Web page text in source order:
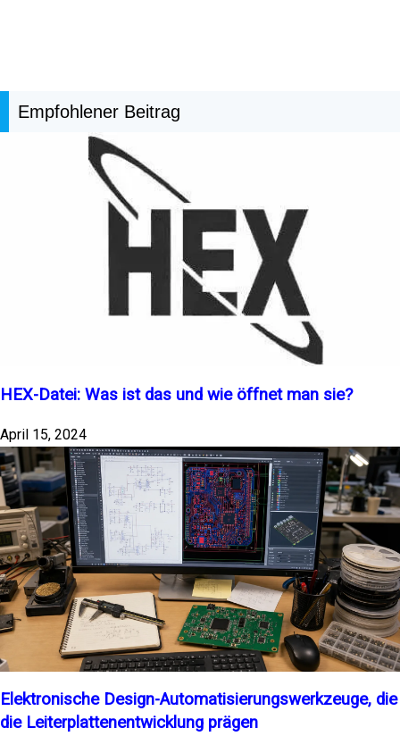
Empfohlener Beitrag
HEX-Datei: Was ist das und wie öffnet man sie?
April 15, 2024
Elektronische Design-Automatisierungswerkzeuge, die
die Leiterplattenentwicklung prägen